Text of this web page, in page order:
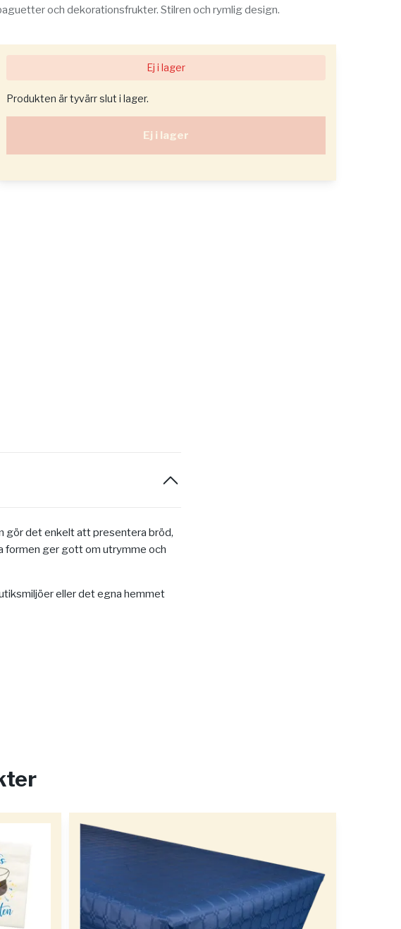
och dekorationsfrukter. Stilren och rymlig design.
Ej i lager
Produkten är tyvärr slut i lager.
Ej i lager
gör det enkelt att presentera bröd,
formen ger gott om utrymme och
eller det egna hemmet